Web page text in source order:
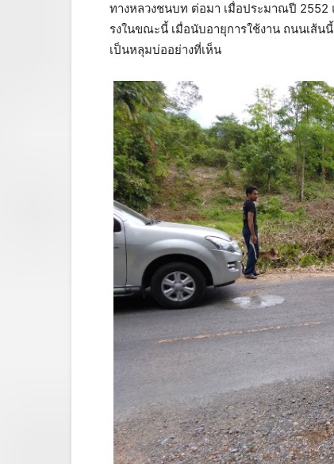
ทางหลวงชนบท ต่อมา เมื่อประมาณปี 2552
รงในขณะนี้ เมื่อนับอายุการใช้งาน ถนนเส้น
เป็นหลุมบ่ออย่างที่เห็น